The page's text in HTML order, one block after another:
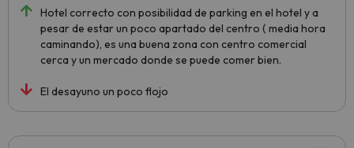
Hotel correcto con posibilidad de parking en el hotel y a
pesar de estar un poco apartado del centro ( media hora
caminando), es una buena zona con centro comercial
cerca y un mercado donde se puede comer bien.
El desayuno un poco flojo